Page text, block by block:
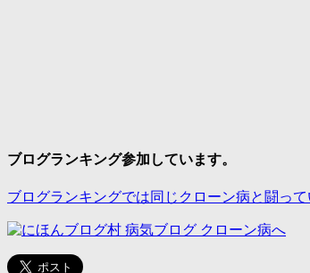
ブログランキング参加しています。
ブログランキングでは同じクローン病と闘っ